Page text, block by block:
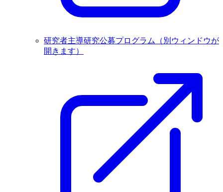
研究者主導研究公募プログラム
（別ウィンドウが
開きます）